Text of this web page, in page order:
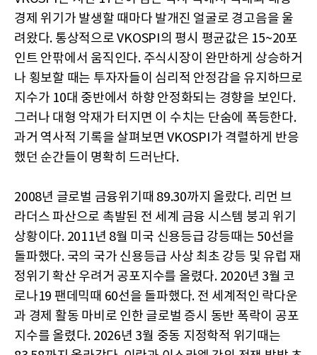
경제 위기가 발생할 때마다 발개진 얼굴로 경고음을 울
려왔다. 통상적으로 VKOSPI의 평시 평균값은 15~20포
인트 안팎에서 움직인다. 주식시장이 완만하게 상승하거
나 횡보할 때는 투자자들이 심리적 안정감을 유지하므로
지수가 10대 중반에서 하향 안정화되는 경향을 보인다.
그러나 대형 악재가 터지면 이 수치는 단숨에 폭등한다.
과거 역사적 기록을 살펴보면 VKOSPI가 격렬하게 반응
했던 순간들이 명확히 드러난다.
2008년 글로벌 금융위기때 89.30까지 올랐다. 리먼 브
라더스 파산으로 촉발된 전 세계 금융 시스템 붕괴 위기
상황이다. 2011년 8월 미국 신용등급 강등때는 50선을
돌파했다. 국의 국가 신용등급 사상 최초 강등 및 유럽 재
정위기 확산 우려거 공포지수를 올렸다. 2020년 3월 코
로나19 팬데믹때 60선을 돌파했다. 전 세계적인 락다운
과 경제 활동 마비로 인한 글로벌 증시 동반 폭락이 공포
지수를 올렸다. 2026년 3월 중동 지정학적 위기때는